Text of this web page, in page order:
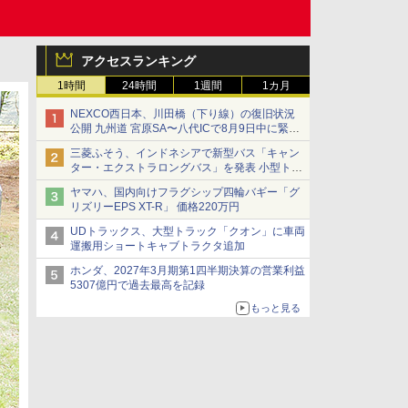
アクセスランキング
1時間 24時間 1週間 1カ月
NEXCO西日本、川田橋（下り線）の復旧状況
公開 九州道 宮原SA〜八代ICで8月9日中に緊急
車両を通行可能に
三菱ふそう、インドネシアで新型バス「キャン
ター・エクストラロングバス」を発表 小型トラ
ックベースの観光・旅客輸送向けバス
ヤマハ、国内向けフラグシップ四輪バギー「グ
リズリーEPS XT-R」 価格220万円
UDトラックス、大型トラック「クオン」に車両
運搬用ショートキャブトラクタ追加
ホンダ、2027年3月期第1四半期決算の営業利益
5307億円で過去最高を記録
もっと見る